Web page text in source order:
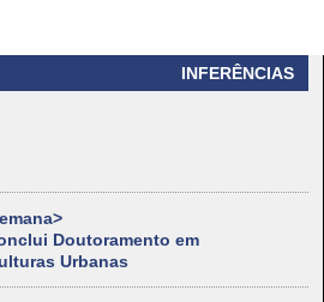
INFERÊNCIAS
Doutoramento em
Urbanas